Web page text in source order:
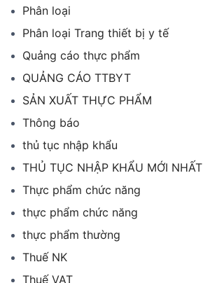
Phân loại
Phân loại Trang thiết bị y tế
Quảng cáo thực phẩm
QUẢNG CÁO TTBYT
SẢN XUẤT THỰC PHẨM
Thông báo
thủ tục nhập khẩu
THỦ TỤC NHẬP KHẨU MỚI NHẤT
Thực phẩm chức năng
thực phẩm chức năng
thực phẩm thường
Thuế NK
Thuế VAT